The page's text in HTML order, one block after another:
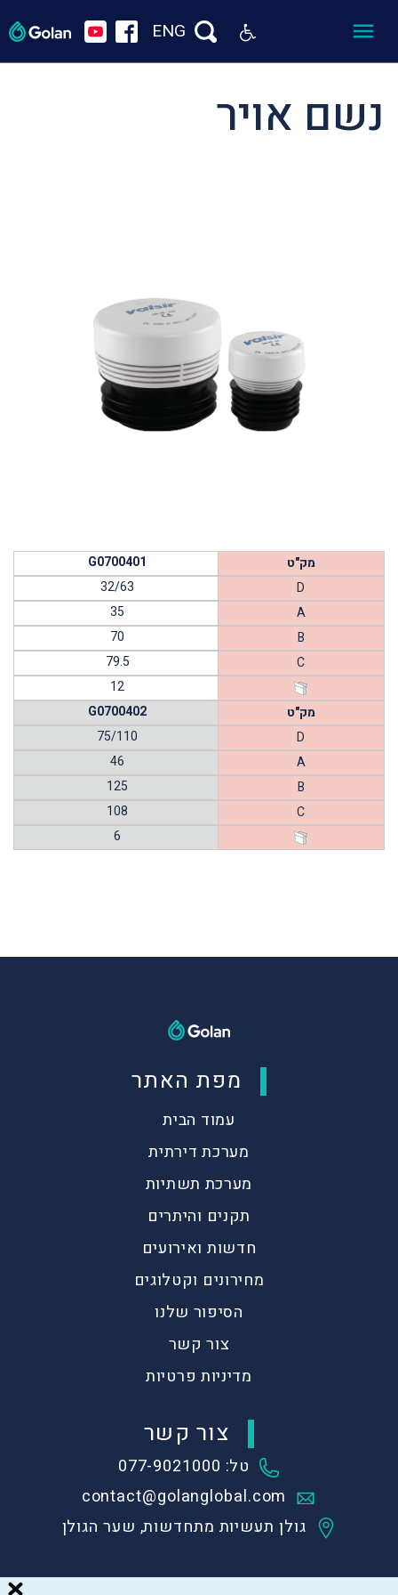
ENG
נשם אויר
מק"ט
G0700401
D
32/63
A
35
B
70
C
79.5
12
מק"ט
G0700402
D
75/110
A
46
B
125
C
108
6
מפת האתר
עמוד הבית
מערכת דירתית
מערכת תשתיות
תקנים והיתרים
חדשות ואירועים
מחירונים וקטלוגים
הסיפור שלנו
צור קשר
מדיניות פרטיות
צור קשר
טל: 077-9021000
contact@golanglobal.com
גולן תעשיות מתחדשות, שער הגולן